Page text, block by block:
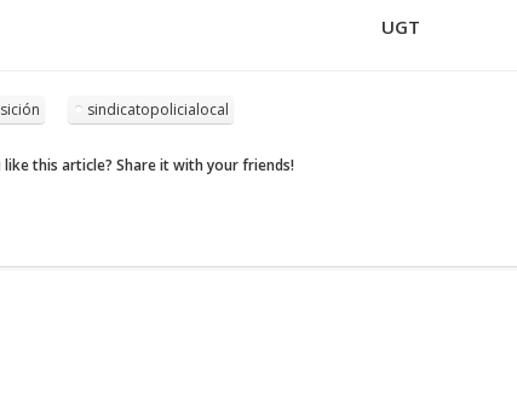
UGT
sindicatopolicialocal
like this article? Share it with your friends!